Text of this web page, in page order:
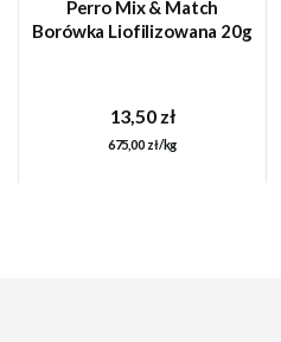
Perro Mix & Match
Borówka Liofilizowana 20g
13,50 zł
675,00 zł/kg